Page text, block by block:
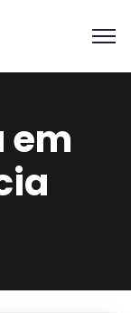
em